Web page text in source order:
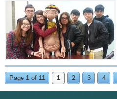
Page 1 of 11 1 2 3 4